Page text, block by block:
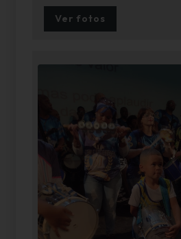
Ver fotos